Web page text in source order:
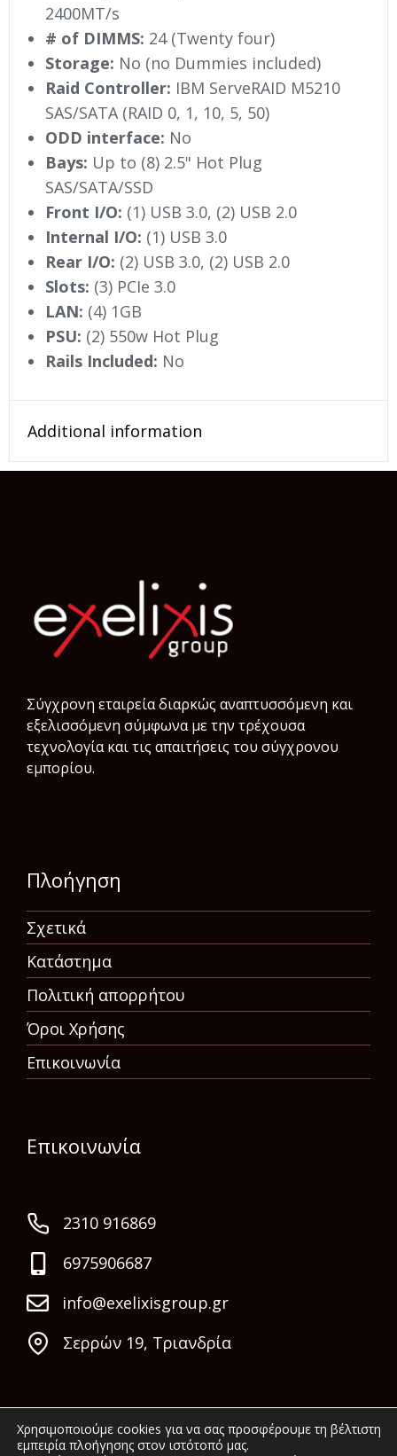
2400MT/s
# of DIMMS: 24 (Twenty four)
Storage: No (no Dummies included)
Raid Controller: IBM ServeRAID M5210
SAS/SATA (RAID 0, 1, 10, 5, 50)
ODD interface: No
Bays: Up to (8) 2.5" Hot Plug
SAS/SATA/SSD
Front I/O: (1) USB 3.0, (2) USB 2.0
Internal I/O: (1) USB 3.0
Rear I/O: (2) USB 3.0, (2) USB 2.0
Slots: (3) PCIe 3.0
LAN: (4) 1GB
PSU: (2) 550w Hot Plug
Rails Included: No
Additional information
Σύγχρονη εταιρεία διαρκώς αναπτυσσόμενη και
εξελισσόμενη σύμφωνα µε την τρέχουσα
τεχνολογία και τις απαιτήσεις του σύγχρονου
εμπορίου.
Πλοήγηση
Σχετικά
Κατάστημα
Πολιτική απορρήτου
Όροι Χρήσης
Επικοινωνία
Επικοινωνία
2310 916869
6975906687
info@exelixisgroup.gr
Σερρών 19, Τριανδρία
Χρησιμοποιούμε cookies για να σας προσφέρουμε τη βέλτιστη
εμπειρία πλοήγησης στον ιστότοπό μας.